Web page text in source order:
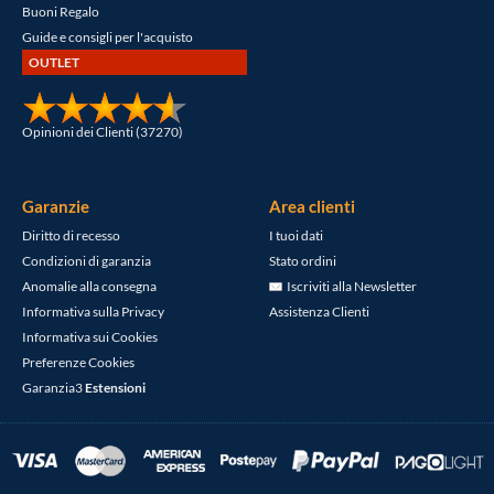
Buoni Regalo
Guide e consigli per l'acquisto
OUTLET
Opinioni dei Clienti (37270)
Garanzie
Diritto di recesso
Condizioni di garanzia
Anomalie alla consegna
Informativa sulla Privacy
Informativa sui Cookies
Preferenze Cookies
Garanzia3Estensioni
Area clienti
I tuoi dati
Stato ordini
Iscriviti alla Newsletter
Assistenza Clienti